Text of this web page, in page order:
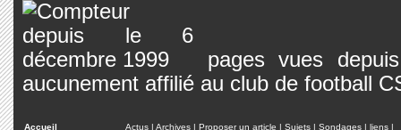
pages vues
aucunement affilié au club de football
Accueil Actus | Archives | Proposer un article | Sujets | Sondages | liens |